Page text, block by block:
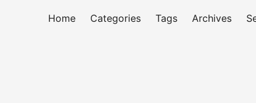
Home Categories Tags Archives